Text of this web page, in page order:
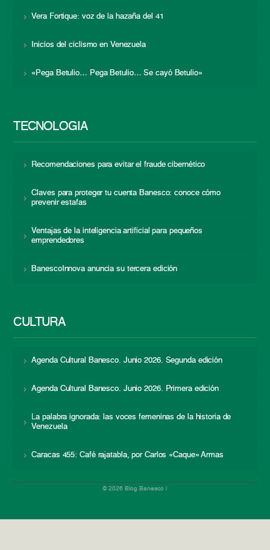
Vera Fortique: voz de la hazaña del 41
Inicios del ciclismo en Venezuela
«Pega Betulio… Pega Betulio… Se cayó Betulio»
TECNOLOGÍA
Recomendaciones para evitar el fraude cibernético
Claves para proteger tu cuenta Banesco: conoce cómo
prevenir estafas
Ventajas de la inteligencia artificial para pequeños
emprendedores
BanescoInnova anuncia su tercera edición
CULTURA
Agenda Cultural Banesco. Junio 2026. Segunda edición
Agenda Cultural Banesco. Junio 2026. Primera edición
La palabra ignorada: las voces femeninas de la historia de
Venezuela
Caracas 455: Café rajatabla, por Carlos «Caque» Armas
© 2026 Blog Banesco |